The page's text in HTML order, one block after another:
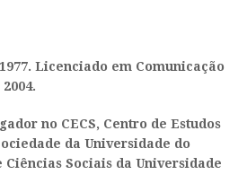
Licenciado em Comunicação
no CECS, Centro de Estudos
da Universidade do
Sociais da Universidade